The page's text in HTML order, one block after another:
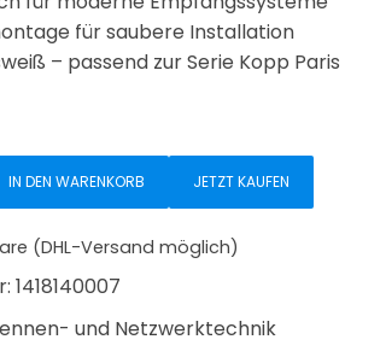
für saubere Installation
– passend zur Serie Kopp Paris
IN DEN WARENKORB JETZT KAUFEN
(DHL-Versand möglich)
1418140007
und Netzwerktechnik